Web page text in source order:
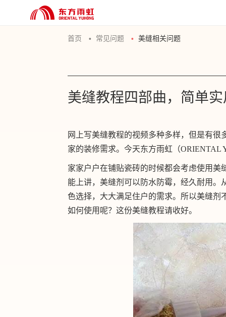
首页 常见问题 美缝相关问题
美缝教程四部曲，简单实
网上写美缝教程的视频多种多样，但是有
家的装修需求。今天东方雨虹（
家家户户在铺贴瓷砖的时候都会考虑使用
能上讲，美缝剂可以防水防霉，经久耐用
色选择，大大满足住户的需求。所以美缝
如何使用呢？这份美缝教程请收好。